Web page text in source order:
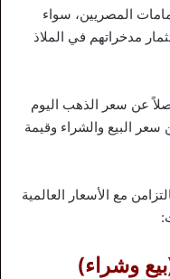
المصريين، سواء
مدخراتهم في الملاذ
عن سعر الذهب اليوم
البيع والشراء وقيمة
مع الأسعار العالمية
وشراء)